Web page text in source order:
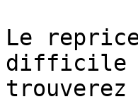
Le
difficile à
trouverez